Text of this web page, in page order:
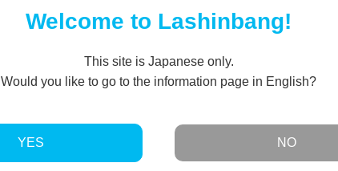
らしんばんオンラインへ
※らしんばんオンラインに移動します。
Welcome to Lashinbang!
This site is Japanese only.
Would you like to go to the information page in English?
YES NO